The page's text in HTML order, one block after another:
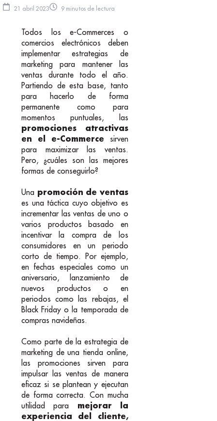
21 abril 2023 9 minutos de lectura
Todos los e-Commerces o
comercios electrónicos deben
implementar estrategias de
marketing para mantener las
ventas durante todo el año.
Partiendo de esta base, tanto
para hacerlo de forma
permanente como para
momentos puntuales, las
promociones atractivas
en el e-Commerce sirven
para maximizar las ventas.
Pero, ¿cuáles son las mejores
formas de conseguirlo?
Una promoción de ventas
es una táctica cuyo objetivo es
incrementar las ventas de uno o
varios productos basado en
incentivar la compra de los
consumidores en un periodo
corto de tiempo. Por ejemplo,
en fechas especiales como un
aniversario, lanzamiento de
nuevos productos o en
periodos como las rebajas, el
Black Friday o la temporada de
compras navideñas.
Como parte de la estrategia de
marketing de una tienda online,
las promociones sirven para
impulsar las ventas de manera
eficaz si se plantean y ejecutan
de forma correcta. Con mucha
utilidad para mejorar la
experiencia del cliente,